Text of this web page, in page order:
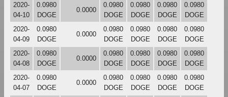
2020-
04-10
0.0980
DOGE
0.0000
0.0980
DOGE
0.0980
DOGE
0.0980
DOGE
0.0980
DOGE
2020-
04-09
0.0980
DOGE
0.0000
0.0980
DOGE
0.0980
DOGE
0.0980
DOGE
0.0980
DOGE
2020-
04-08
0.0980
DOGE
0.0000
0.0980
DOGE
0.0980
DOGE
0.0980
DOGE
0.0980
DOGE
2020-
04-07
0.0980
DOGE
0.0000
0.0980
DOGE
0.0980
DOGE
0.0980
DOGE
0.0980
DOGE